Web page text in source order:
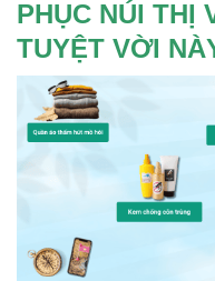
PHỤC NÚI THỊ
TUYỆT VỜI